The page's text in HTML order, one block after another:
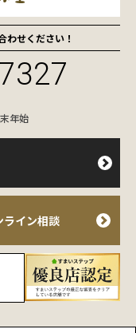
わせください！
年始
ライン相談